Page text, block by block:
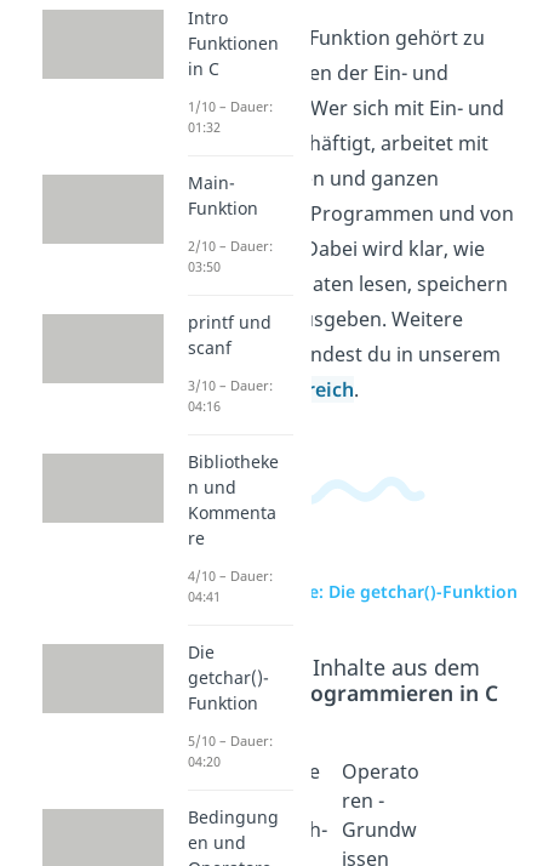
Die getchar()-Funktion gehört zu
den Grundlagen der Ein- und
Ausgabe in C. Wer sich mit Ein- und
Ausgabe beschäftigt, arbeitet mit
Zeichen, Zahlen und ganzen
Eingaben aus Programmen und von
der Tastatur. Dabei wird klar, wie
Programme Daten lesen, speichern
und wieder ausgeben. Weitere
Videos dazu findest du in unserem
Informatikbereich.
zur Videoseite: Die getchar()-Funktion
Beliebte Inhalte aus dem
Bereich
Programmieren in C
Bedingu
und
Operato
if, else
switch-
case
Operato
ren -
Grundw
issen
Intro
Funktionen
in C
1/10 – Dauer:
01:32
Main-
Funktion
2/10 – Dauer:
03:50
printf und
scanf
3/10 – Dauer:
04:16
Bibliotheke
n und
Kommenta
re
4/10 – Dauer:
04:41
Die
getchar()-
Funktion
5/10 – Dauer:
04:20
Bedingung
en und